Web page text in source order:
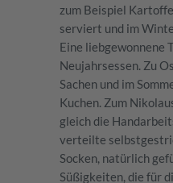
zum Beispiel
serviert und im
Eine liebgewonnene
Neujahrsessen. Zu
Sachen und im
Kuchen. Zum
gleich die
verteilte
Socken, natürlich
Süßigkeiten, die für